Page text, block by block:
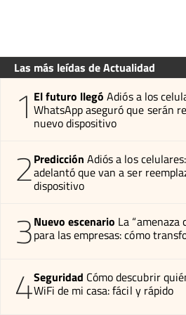
Las más leídas de Actualidad
1 El futuro llegó Adiós a los
WhatsApp aseguró que serán
nuevo dispositivo
2Predicción Adiós a los
adelantó que van a ser
dispositivo
3Nuevo escenario La “amenaza
para las empresas: cómo
4Seguridad Cómo descubrir
WiFi de mi casa: fácil y rápido